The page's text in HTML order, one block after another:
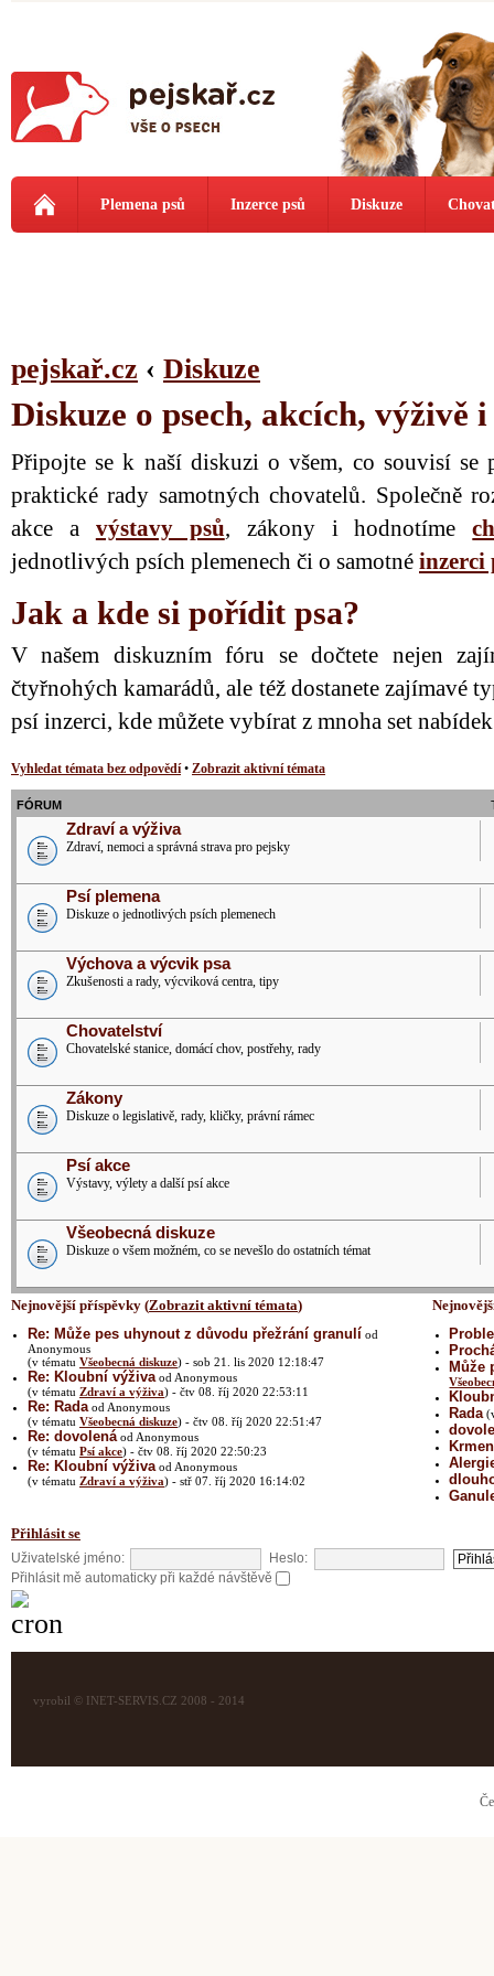
Plemena psů Inzerce psů Diskuze
pejskař.cz ‹ Diskuze
Diskuze o psech, akcích, výživě
Připojte se k naší diskuzi o všem, co souvisí se
praktické rady samotných chovatelů. Společně
akce a výstavy psů, zákony i hodnotíme
jednotlivých psích plemenech či o samotné inzerci
Jak a kde si pořídit psa?
V našem diskuzním fóru se dočtete nejen
čtyřnohých kamarádů, ale též dostanete zajímavé
psí inzerci, kde můžete vybírat z mnoha set
Vyhledat témata bez odpovědí• Zobrazit aktivní témata
FÓRUM
Zdraví a výživa
Zdraví, nemoci a správná strava pro pejsky
Psí plemena
Diskuze o jednotlivých psích plemenech
Výchova a výcvik psa
Zkušenosti a rady, výcviková centra, tipy
Chovatelství
Chovatelské stanice, domácí chov, postřehy, rady
Zákony
Diskuze o legislativě, rady, kličky, právní rámec
Psí akce
Výstavy, výlety a další psí akce
Všeobecná diskuze
Diskuze o všem možném, co se nevešlo do ostatních témat
Nejnovější příspěvky (Zobrazit aktivní témata)
Re: Může pes uhynout z důvodu přežrání granulí od
Anonymous
(v tématu Všeobecná diskuze) - sob 21. lis 2020 12:18:47
Re: Kloubní výživa od Anonymous
(v tématu Zdraví a výživa) - čtv 08. říj 2020 22:53:11
Re: Rada od Anonymous
(v tématu Všeobecná diskuze) - čtv 08. říj 2020 22:51:47
Re: dovolená od Anonymous
(v tématu Psí akce) - čtv 08. říj 2020 22:50:23
Re: Kloubní výživa od Anonymous
(v tématu Zdraví a výživa) - stř 07. říj 2020 16:14:02
Může
Rada
Přihlásit se
Uživatelské jméno:
Heslo:
Přihlásit mě automaticky při každé návštěvě
vyrobil © INET-SERVIS.CZ 2008 - 2014